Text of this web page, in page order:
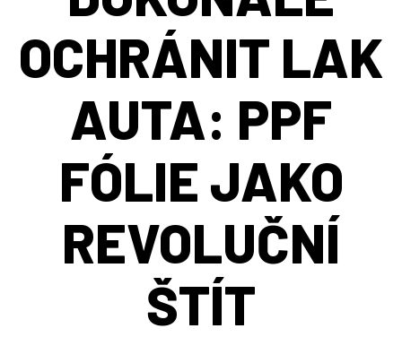
OCHRÁNIT LAK
AUTA: PPF
FÓLIE JAKO
REVOLUČNÍ
ŠTÍT